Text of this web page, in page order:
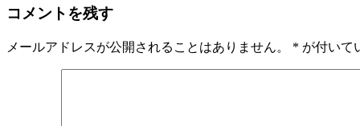
コメントを残す
メールアドレスが公開されることはありません。 * が付いて